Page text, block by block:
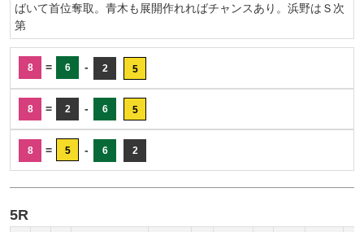
ばいて首位奪取。青木も展開作れればチャンスあり。浜野はＳ次
第
8 = 6 - 2 5
8 = 2 - 6 5
8 = 5 - 6 2
5R